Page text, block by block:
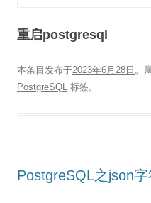
重启postgresql
本条目发布于2023年6月28日 。
PostgreSQL 标签。
PostgreSQL之json